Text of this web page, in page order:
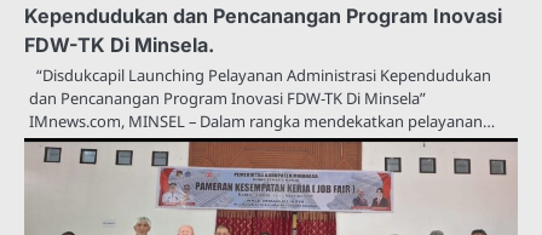
Kependudukan dan Pencanangan Program Inovasi
FDW-TK Di Minsela.
“Disdukcapil Launching Pelayanan Administrasi Kependudukan
dan Pencanangan Program Inovasi FDW-TK Di Minsela”
IMnews.com, MINSEL – Dalam rangka mendekatkan pelayanan…